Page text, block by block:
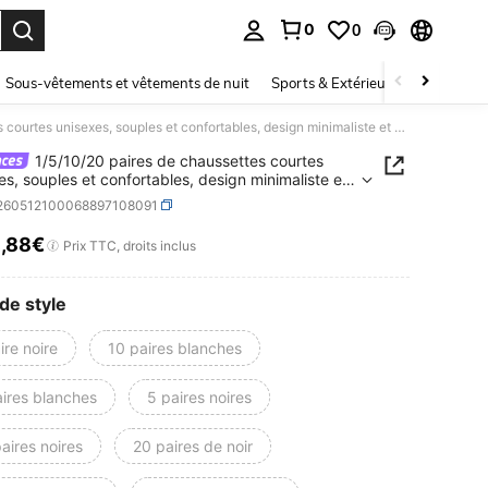
0 0
Sous-vêtements et vêtements de nuit Sports & Extérieur Enfants
1/5/10/20 paires de chaussettes courtes unisexes, souples et confortables, design minimaliste et polyvalent
1/5/10/20 paires de chaussettes courtes
souples et confortables, design minimaliste et
AND AVAILABILITY
,88€ Prix TTC, droits inclus
style
noire 10 paires blanches
blanches 5 paires noires
noires 20 paires de noir